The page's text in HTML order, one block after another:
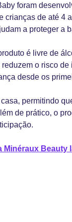
foram
crianças de até 4
a proteger a
é livre de
o risco
desde os
permitindo
de prático, o
Minéraux